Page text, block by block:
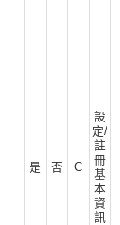
是 否 C
設
定/
註
冊
基
本
資
訊